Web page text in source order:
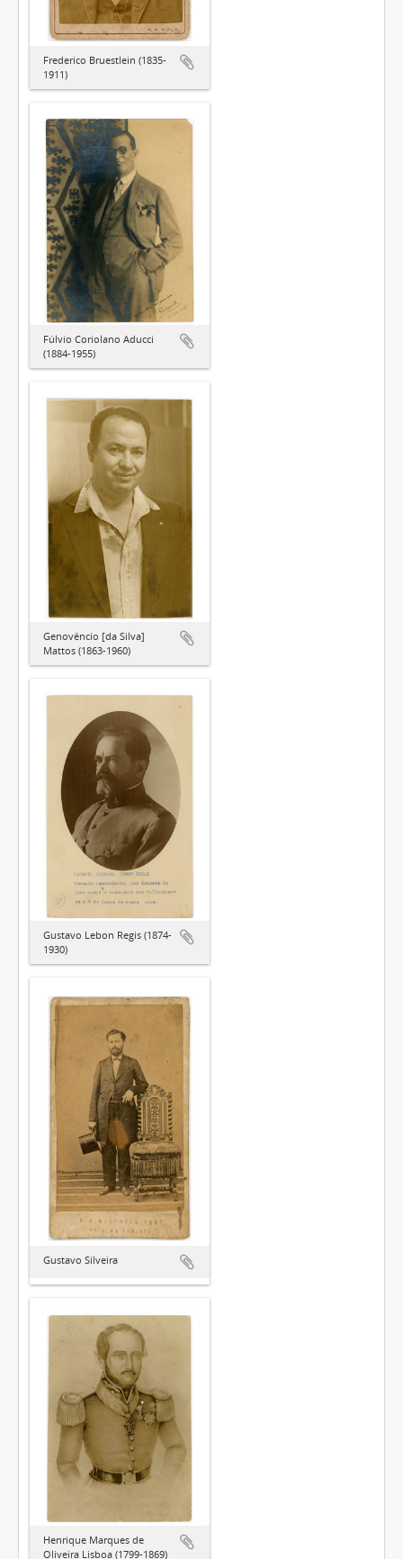
Frederico Bruestlein (1835-
1911)
Fúlvio Coriolano Aducci
(1884-1955)
Genovêncio [da Silva]
Mattos (1863-1960)
Gustavo Lebon Regis (1874-
1930)
Gustavo Silveira
Henrique Marques de
Oliveira Lisboa (1799-1869)